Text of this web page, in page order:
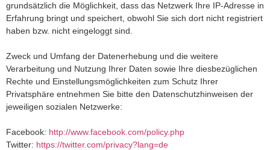
grundsätzlich die Möglichkeit, dass das Netzwerk Ihre IP-Adresse in
Erfahrung bringt und speichert, obwohl Sie sich dort nicht registriert
haben bzw. nicht eingeloggt sind.
Zweck und Umfang der Datenerhebung und die weitere
Verarbeitung und Nutzung Ihrer Daten sowie Ihre diesbezüglichen
Rechte und Einstellungsmöglichkeiten zum Schutz Ihrer
Privatsphäre entnehmen Sie bitte den Datenschutzhinweisen der
jeweiligen sozialen Netzwerke:
Facebook: http://www.facebook.com/policy.php
Twitter: https://twitter.com/privacy?lang=de